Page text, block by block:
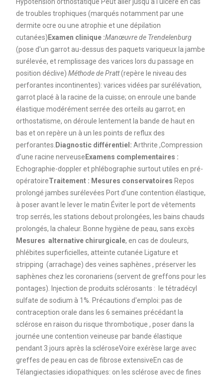
de troubles trophiques (marqués notamment par une
dermite ocre ou une atrophie et une dépilation
cutanées) Examen clinique :Manœuvre de Trendelenburg
(pose d'un garrot au-dessus des paquets variqueux la jambe
surélevée, et remplissage des varices lors du passage en
position déclive) Méthode de Pratt(repère le niveau des
perforantes incontinentes): varices vidées par surélévation,
garrot placé à la racine de la cuisse; on enroule une bande
élastique modérément serrée des orteils au garrot; en
orthostatisme, on déroule lentement la bande de haut en
bas et on repère un à un les points de reflux des
perforantes. Diagnostic différentiel: Arthrite ,Compression
d'une racine nerveuse Examens complementaires :
Echographie-doppler et phlébographie surtout utiles en pré-
opératoireTraitement : Mesures conservatoires Repos
prolongé jambes surélevées Port d'une contention élastique,
à poser avant le lever le matin Éviter le port de vêtements
trop serrés, les stations debout prolongées, les bains chauds
prolongés, la chaleur. Bonne hygiène de peau, sans excès
Mesures alternative chirurgicale, en cas de douleurs,
phlébites superficielles, atteinte cutanée Ligature et
stripping (arrachage) des veines saphènes , préserver les
saphènes chez les coronariens (servent de greffons pour les
pontages). Injection de produits sclérosants : le tétradécyl
sulfate de sodium à 1%. Précautions d'emploi: pas de
contraception orale dans les 6 semaines précédant la
sclérose en raison du risque thrombotique , poser dans la
journée une contention veineuse par bande élastique
pendant 3 jours après la scléroseVoire exérèse large avec
greffes de peau en cas de fibrose extensiveEn cas de
Télangiectasies idiopathiques: on les sclérose avec de fines